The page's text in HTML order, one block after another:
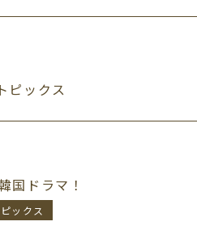
トピックス
国ドラマ！
ックス